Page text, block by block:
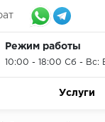
Режим работы
10:00 - 18:00 Сб - Вс:
Услуги